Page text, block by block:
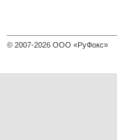
© 2007-2026 ООО «РуФокс»